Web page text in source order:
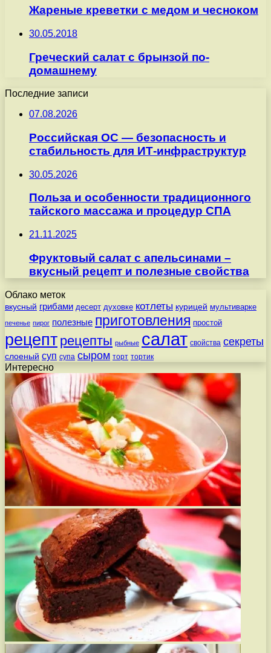
Жареные креветки с медом и чесноком
30.05.2018
Греческий салат с брынзой по-
домашнему
Последние записи
07.08.2026
Российская ОС — безопасность и
стабильность для ИТ-инфраструктур
30.05.2026
Польза и особенности традиционного
тайского массажа и процедур СПА
21.11.2025
Фруктовый салат с апельсинами –
вкусный рецепт и полезные свойства
Облако меток
вкусный грибами десерт духовке котлеты курицей мультиварке
печенье пирог полезные приготовления простой
рецепт рецепты рыбные салат свойства секреты
слоеный суп супа сыром торт тортик
Интересно